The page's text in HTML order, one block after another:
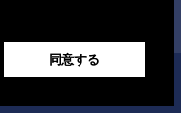
BlogContactPrivacy Policy
同意する